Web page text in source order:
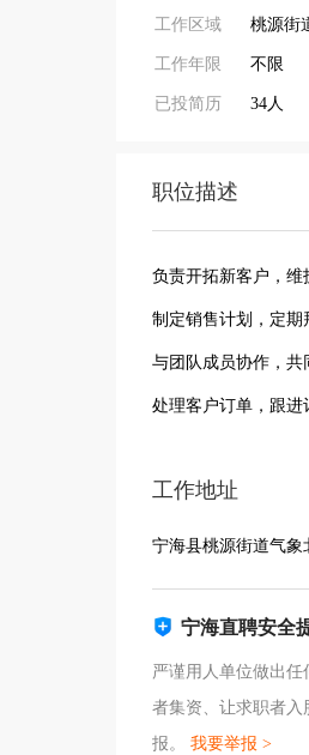
工作区域 桃源街
工作年限 不限
已投简历 34人
职位描述
负责开拓新客户，维
制定销售计划，定期
与团队成员协作，共
处理客户订单，跟进
工作地址
宁海县桃源街道气象
宁海直聘安全
严谨用人单位做出
者集资、让求职者
报。 我要举报 >